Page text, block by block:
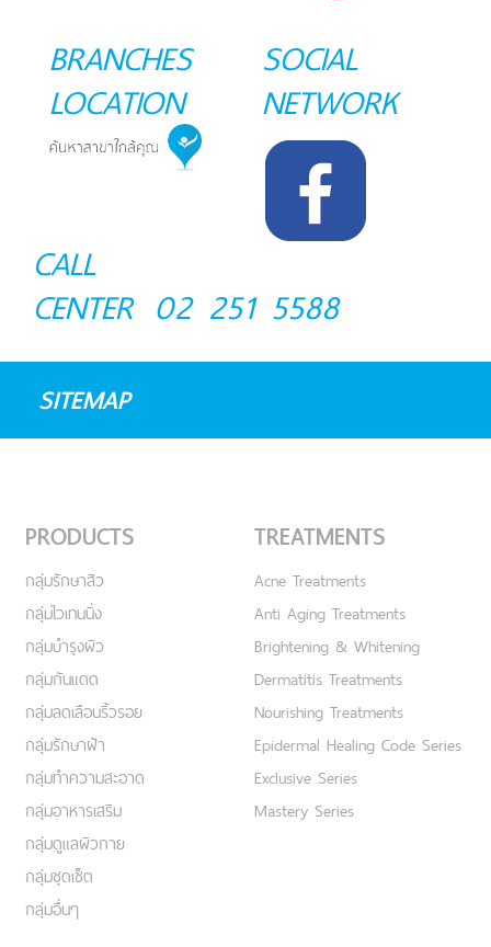
BRANCHES
LOCATION
SOCIAL
NETWORK
CALL
CENTER 02 251 5588
SITEMAP
PRODUCTS
กลุ่มรักษาสิว
กลุ่มไวเทนนิ่ง
กลุ่มบำรุงผิว
กลุ่มกันแดด
กลุ่มลดเลือนริ้วรอย
กลุ่มรักษาฝ้า
กลุ่มทำความสะอาด
กลุ่มอาหารเสริม
กลุ่มดูแลผิวกาย
กลุ่มชุดเซ็ต
กลุ่มอื่นๆ
TREATMENTS
Acne Treatments
Anti Aging Treatments
Brightening & Whitening
Dermatitis Treatments
Nourishing Treatments
Epidermal Healing Code Series
Exclusive Series
Mastery Series